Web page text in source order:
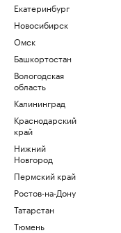
Екатеринбург
Новосибирск
Омск
Башкортостан
Вологодская
область
Калининград
Краснодарский
край
Нижний
Новгород
Пермский край
Ростов-на-Дону
Татарстан
Тюмень